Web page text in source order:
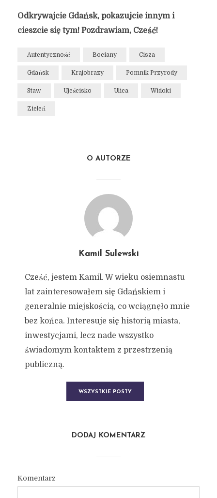
Odkrywajcie Gdańsk, pokazujcie innym i
cieszcie się tym! Pozdrawiam, Cześć!
Autentyczność Bociany Cisza
Gdańsk Krajobrazy Pomnik Przyrody
Staw Ujeścisko Ulica Widoki
Zieleń
O AUTORZE
Kamil Sulewski
Cześć, jestem Kamil. W wieku osiemnastu
lat zainteresowałem się Gdańskiem i
generalnie miejskością, co wciągnęło mnie
bez końca. Interesuje się historią miasta,
inwestycjami, lecz nade wszystko
świadomym kontaktem z przestrzenią
publiczną.
WSZYSTKIE POSTY
DODAJ KOMENTARZ
Komentarz